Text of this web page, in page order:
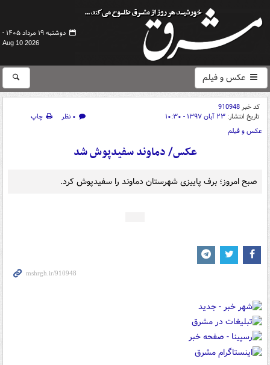
دوشنبه ۱۹ مرداد ۱۴۰۵ -
Aug 10 2026
عکس و فیلم
کد خبر910948
تاریخ انتشار: ۲۳ آبان ۱۳۹۷ - ۱۰:۳۰ ۰ نظر
چاپ
عکس و فیلم
عکس/ دماوند سفیدپوش شد
صبح امروز؛ برف پاییزی شهرستان دماوند را سفیدپوش کرد.